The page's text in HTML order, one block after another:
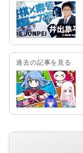
過去の記事を見る